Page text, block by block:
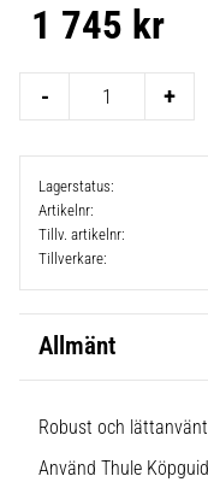
1 745 kr
+
-
Lagerstatus
Artikelnr
Tillv. artikelnr
Tillverkare
Allmänt
Robust och
Använd Thule